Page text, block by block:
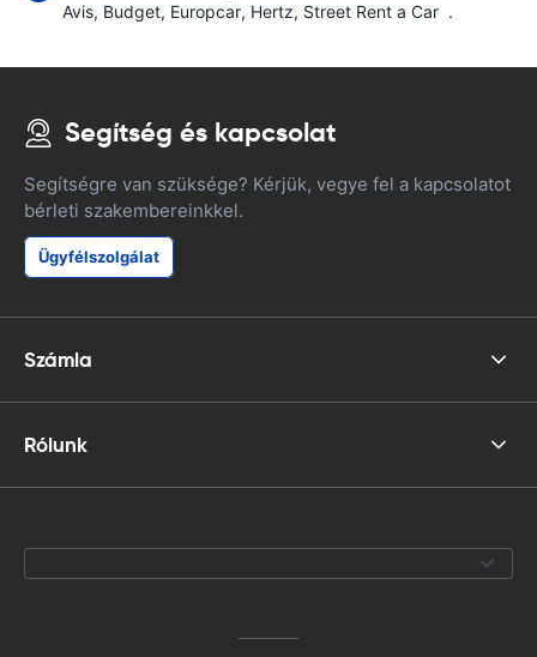
Avis Budget Europcar Hertz Street Rent a Car .
Segítség és kapcsolat
Segítségre van szüksége? Kérjük, vegye fel a kapcsolatot
bérleti szakembereinkkel.
Ügyfélszolgálat
Számla
Rólunk